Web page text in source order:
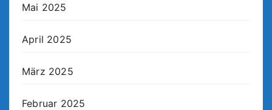
Mai 2025
April 2025
März 2025
Februar 2025